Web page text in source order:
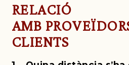
RELACIÓ
AMB
CLIENTS